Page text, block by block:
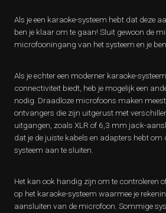
Als je een karaoke-systeem hebt dat deze
ben je klaar om te gaan! Sluit gewoon de
microfooningang van het systeem en je
Als je echter een moderner karaoke-
connectiviteit biedt, heb je mogelijk een
nodig. Draadloze microfoons maken
ontvangers die zijn uitgerust met
uitgangen, zoals XLR of 6,3 mm jack-
dat je de juiste kabels en adapters hebt om
systeem aan te sluiten.
Het kan ook handig zijn om te controleren
op het karaoke-systeem waarmee je
aansluiten van de microfoon. Sommige